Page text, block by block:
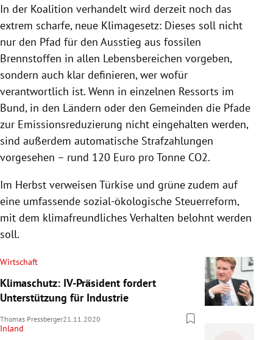
In der Koalition verhandelt wird derzeit noch das
extrem scharfe, neue Klimagesetz: Dieses soll nicht
nur den Pfad für den Ausstieg aus fossilen
Brennstoffen in allen Lebensbereichen vorgeben,
sondern auch klar definieren, wer wofür
verantwortlich ist. Wenn in einzelnen Ressorts im
Bund, in den Ländern oder den Gemeinden die Pfade
zur Emissionsreduzierung nicht eingehalten werden,
sind außerdem automatische Strafzahlungen
vorgesehen – rund 120 Euro pro Tonne CO2.
Im Herbst verweisen Türkise und grüne zudem auf
eine umfassende sozial-ökologische Steuerreform,
mit dem klimafreundliches Verhalten belohnt werden
soll.
Wirtschaft
Klimaschutz: IV-Präsident fordert
Unterstützung für Industrie
Thomas Pressberger21.11.2020
Inland